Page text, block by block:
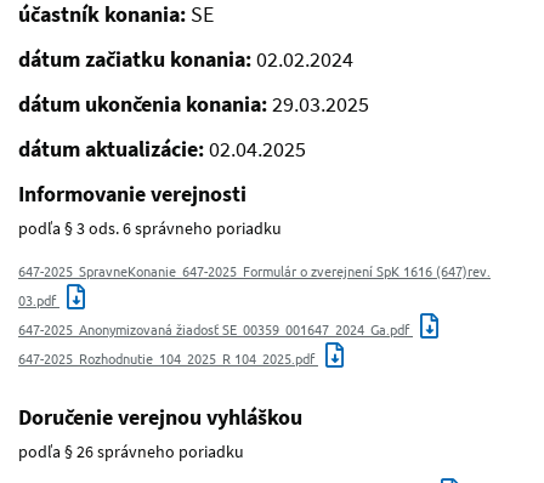
účastník konania: SE
dátum začiatku konania:02.02.2024
dátum ukončenia konania:29.03.2025
dátum aktualizácie:02.04.2025
Informovanie verejnosti
podľa § 3 ods. 6 správneho poriadku
647-2025_SpravneKonanie_647-2025_Formulár o zverejnení SpK 1616 (647)rev.
03.pdf
647-2025_Anonymizovaná žiadosť SE_00359_001647_2024_Ga.pdf
647-2025_Rozhodnutie_104_2025_R 104_2025.pdf
Doručenie verejnou vyhláškou
podľa § 26 správneho poriadku